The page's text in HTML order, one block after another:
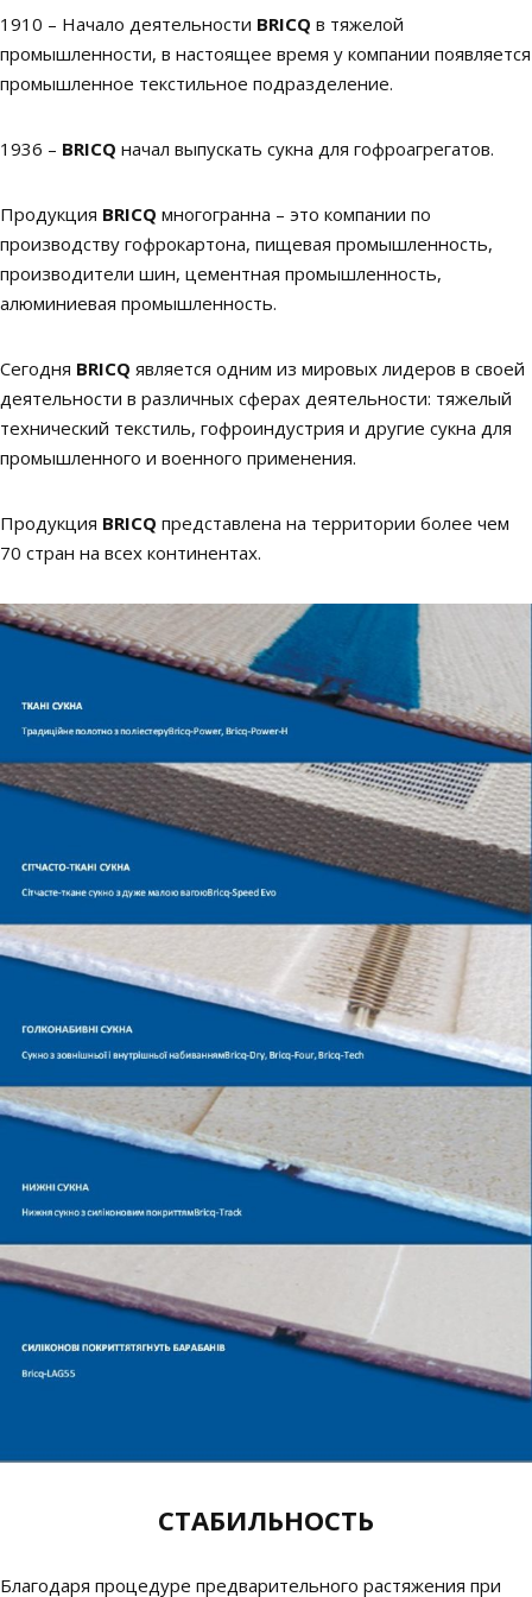
1910 – Начало деятельности BRICQ в тяжелой
промышленности, в настоящее время у компании появляется
промышленное текстильное подразделение.
1936 – BRICQ начал выпускать сукна для гофроагрегатов.
Продукция BRICQ многогранна – это компании по
производству гофрокартона, пищевая промышленность,
производители шин, цементная промышленность,
алюминиевая промышленность.
Сегодня BRICQ является одним из мировых лидеров в своей
деятельности в различных сферах деятельности: тяжелый
технический текстиль, гофроиндустрия и другие сукна для
промышленного и военного применения.
Продукция BRICQ представлена на территории более чем
70 стран на всех континентах.
СТАБИЛЬНОСТЬ
Благодаря процедуре предварительного растяжения при